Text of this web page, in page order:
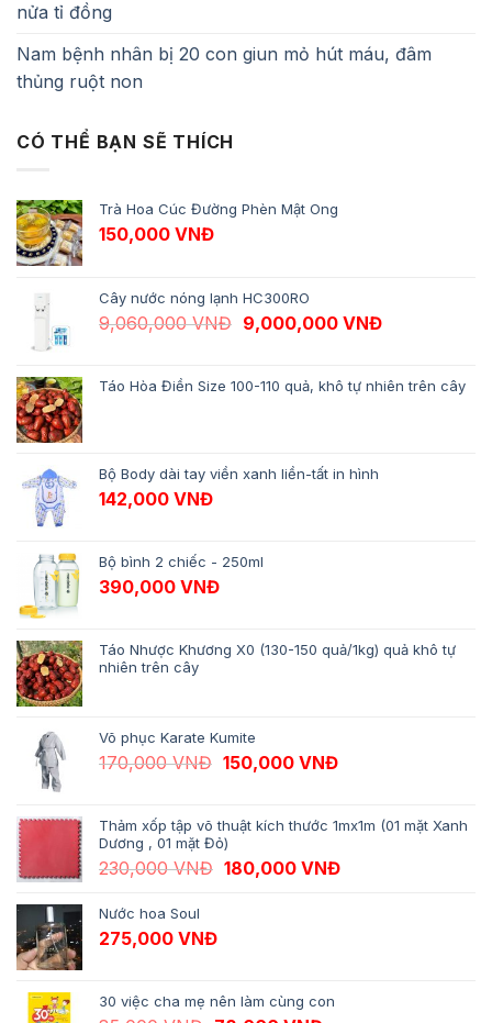
nửa tỉ đồng
Nam bệnh nhân bị 20 con giun mỏ hút máu, đâm
thủng ruột non
CÓ THỂ BẠN SẼ THÍCH
Trà Hoa Cúc Đường Phèn Mật Ong
150,000 VNĐ
Cây nước nóng lạnh HC300RO
9,060,000VNĐ Giá gốc là: 9,060,000 VNĐ.
9,000,000 VNĐGiá hiện tại
Táo Hòa Điền Size 100-110 quả, khô tự nhiên trên cây
Bộ Body dài tay viền xanh liền-tất in hình
142,000 VNĐ
Bộ bình 2 chiếc - 250ml
390,000 VNĐ
Táo Nhược Khương X0 (130-150 quả/1kg) quả khô tự
nhiên trên cây
Võ phục Karate Kumite
170,000VNĐ Giá gốc là: 170,000 VNĐ.
150,000 VNĐGiá hiện tại là:
Thảm xốp tập võ thuật kích thước 1mx1m (01 mặt Xanh
Dương , 01 mặt Đỏ)
230,000VNĐ Giá gốc là: 230,000 VNĐ.
180,000 VNĐGiá hiện tại là:
Nước hoa Soul
275,000 VNĐ
30 việc cha mẹ nên làm cùng con